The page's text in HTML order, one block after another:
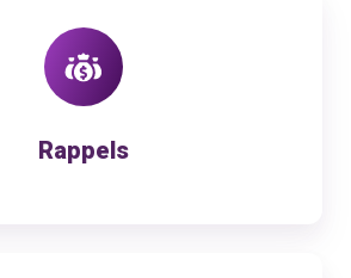
Rappels